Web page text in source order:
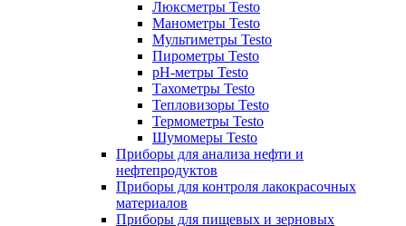
Люксметры Testo
Манометры Testo
Мультиметры Testo
Пирометры Testo
pH-метры Testo
Тахометры Testo
Тепловизоры Testo
Термометры Testo
Шумомеры Testo
Приборы для анализа нефти и
нефтепродуктов
Приборы для контроля лакокрасочных
материалов
Приборы для пищевых и зерновых